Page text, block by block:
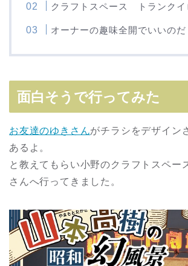
クラフトスペース トランクイ
オーナーの趣味全開でいいのだ
面白そうで行ってみた
お友達のゆきさんがチラシをデザイン
あるよ。
と教えてもらい小野のクラフトスペー
さんへ行ってきました。